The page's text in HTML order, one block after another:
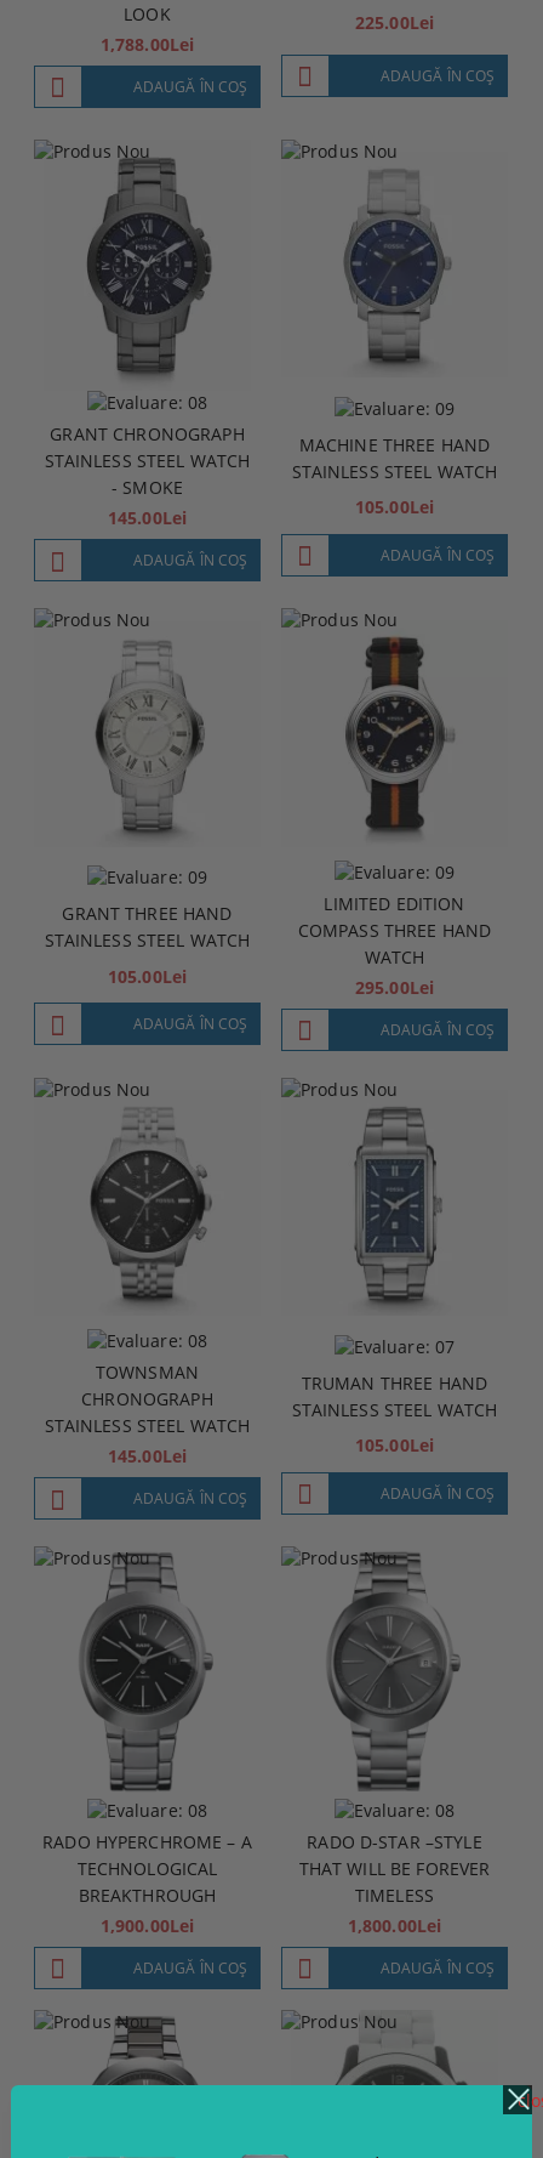
LOOK
1,788.00Lei
ADAUGĂ ÎN COŞ
225.00Lei
ADAUGĂ ÎN COŞ
GRANT CHRONOGRAPH
STAINLESS STEEL WATCH
- SMOKE
145.00Lei
ADAUGĂ ÎN COŞ
MACHINE THREE HAND
STAINLESS STEEL WATCH
105.00Lei
ADAUGĂ ÎN COŞ
GRANT THREE HAND
STAINLESS STEEL WATCH
105.00Lei
ADAUGĂ ÎN COŞ
LIMITED EDITION
COMPASS THREE HAND
WATCH
295.00Lei
ADAUGĂ ÎN COŞ
TOWNSMAN
CHRONOGRAPH
STAINLESS STEEL WATCH
145.00Lei
ADAUGĂ ÎN COŞ
TRUMAN THREE HAND
STAINLESS STEEL WATCH
105.00Lei
ADAUGĂ ÎN COŞ
RADO HYPERCHROME – A
TECHNOLOGICAL
BREAKTHROUGH
1,900.00Lei
ADAUGĂ ÎN COŞ
RADO D-STAR –STYLE
THAT WILL BE FOREVER
TIMELESS
1,800.00Lei
ADAUGĂ ÎN COŞ